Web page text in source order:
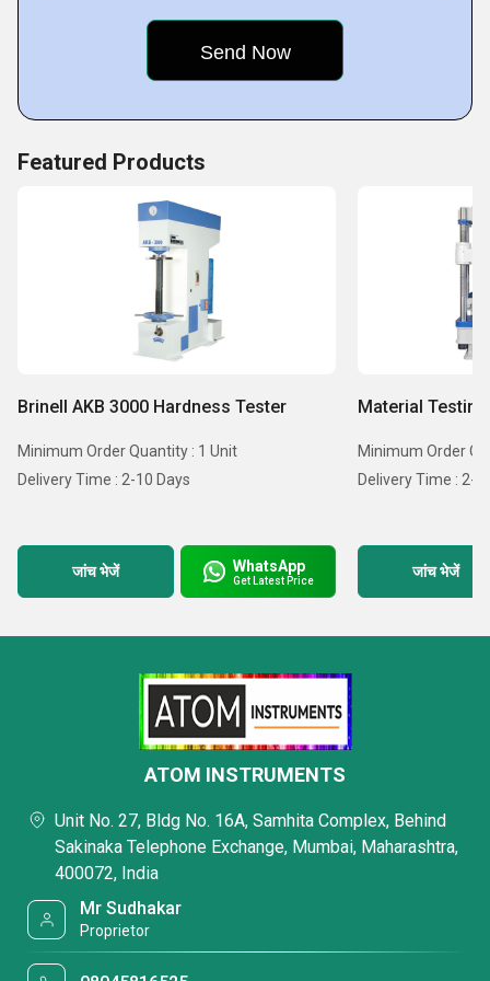
service, making life better for them and their businesses.
Key Facts of Atom Instruments:
Featured Products
Brinell AKB 3000 Hardness Tester
Minimum Order Quantity : 1 Unit
Delivery Time : 2-10 Days
जांच भेजें WhatsApp
Get Latest Price
Material
Minimum Order
Delivery Time : 2-
जांच भेजें
ATOM INSTRUMENTS
Unit No. 27, Bldg No. 16A, Samhita Complex, Behind
Sakinaka Telephone Exchange, Mumbai, Maharashtra,
400072, India
Mr Sudhakar
Proprietor